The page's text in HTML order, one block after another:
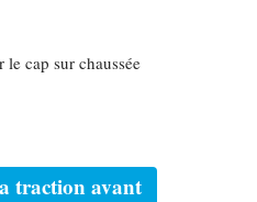
le cap sur chaussée
traction avant